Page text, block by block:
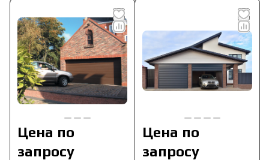
Цена по
запросу
Цена по
запросу